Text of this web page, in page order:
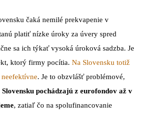
čaká nemilé prekvapenie v
platiť nízke úroky za úvery spred
sa ich týkať vysoká úroková sadzba. Je
ktorý firmy pocítia. Na Slovensku totiž
. Je to obzvlášť problémové,
pochádzajú z eurofondov až v
, zatiaľ čo na spolufinancovanie